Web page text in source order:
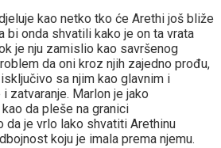
kao netko tko će Arethi još bliže
bi onda shvatili kako je on ta vrata
je nju zamislio kao savršenog
da oni kroz njih zajedno prođu,
sa njim kao glavnim i
zatvaranje. Marlon je jako
da pleše na granici
da je vrlo lako shvatiti Arethinu
koju je imala prema njemu.